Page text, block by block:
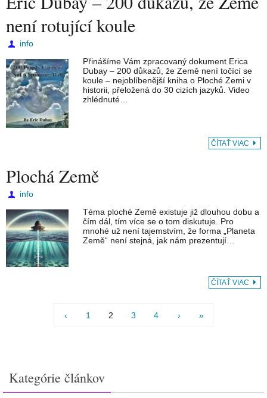
není rotující koule
info
Přinášíme Vám zpracovaný dokument Erica
Dubay – 200 důkazů, že Země není točící se
koule – nejoblíbenější kniha o Ploché Zemi v
historii, přeložená do 30 cizích jazyků. Video
zhlédnuté…
ČÍTAŤ VIAC
Plochá Země
info
Téma ploché Země existuje již dlouhou dobu a
čím dál, tím více se o tom diskutuje. Pro
mnohé už není tajemstvím, že forma „Planeta
Země“ není stejná, jak nám prezentují…
ČÍTAŤ VIAC
‹ 1 2 3 4 › »
Kategórie článkov